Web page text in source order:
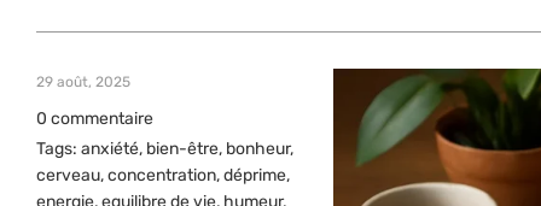
29 août, 2025
0 commentaire
Tags: anxiété, bien-être, bonheur,
cerveau,concentration,déprime,
energie,equilibre de vie, humeur,